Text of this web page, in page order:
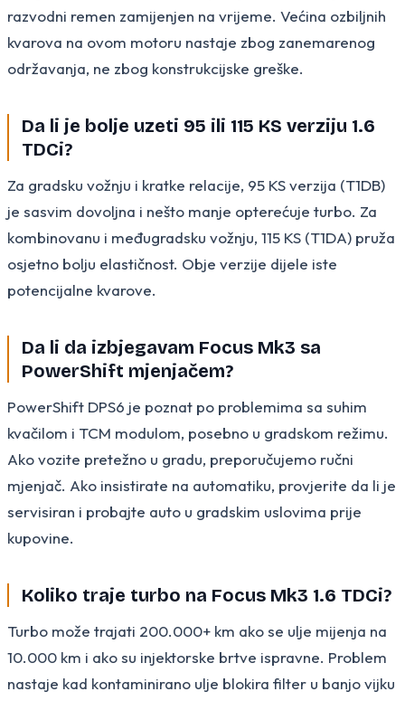
razvodni remen zamijenjen na vrijeme. Većina ozbiljnih
kvarova na ovom motoru nastaje zbog zanemarenog
održavanja, ne zbog konstrukcijske greške.
Da li je bolje uzeti 95 ili 115 KS verziju 1.6
TDCi?
Za gradsku vožnju i kratke relacije, 95 KS verzija (T1DB)
je sasvim dovoljna i nešto manje opterećuje turbo. Za
kombinovanu i međugradsku vožnju, 115 KS (T1DA) pruža
osjetno bolju elastičnost. Obje verzije dijele iste
potencijalne kvarove.
Da li da izbjegavam Focus Mk3 sa
PowerShift mjenjačem?
PowerShift DPS6 je poznat po problemima sa suhim
kvačilom i TCM modulom, posebno u gradskom režimu.
Ako vozite pretežno u gradu, preporučujemo ručni
mjenjač. Ako insistirate na automatiku, provjerite da li je
servisiran i probajte auto u gradskim uslovima prije
kupovine.
Koliko traje turbo na Focus Mk3 1.6 TDCi?
Turbo može trajati 200.000+ km ako se ulje mijenja na
10.000 km i ako su injektorske brtve ispravne. Problem
nastaje kad kontaminirano ulje blokira filter u banjo vijku